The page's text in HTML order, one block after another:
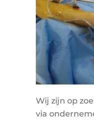
Wij zijn op
via